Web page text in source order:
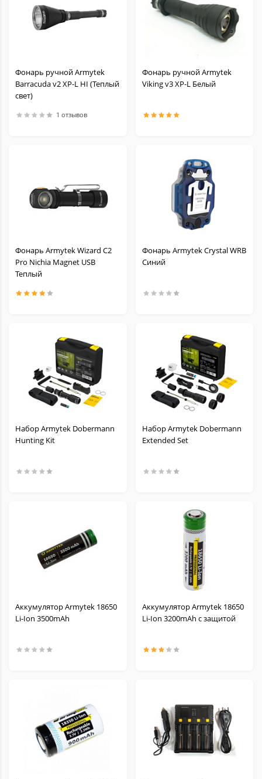
Фонарь ручной Armytek
Barracuda v2 XP-L HI (Теплый
свет)
1 отзывов
Фонарь ручной Armytek
Viking v3 XP-L Белый
Фонарь Armytek Wizard C2
Pro Nichia Magnet USB
Теплый
Фонарь Armytek Crystal WRB
Синий
Набор Armytek Dobermann
Hunting Kit
Набор Armytek Dobermann
Extended Set
Аккумулятор Armytek 18650
Li-Ion 3500mAh
Аккумулятор Armytek 18650
Li-Ion 3200mAh с защитой